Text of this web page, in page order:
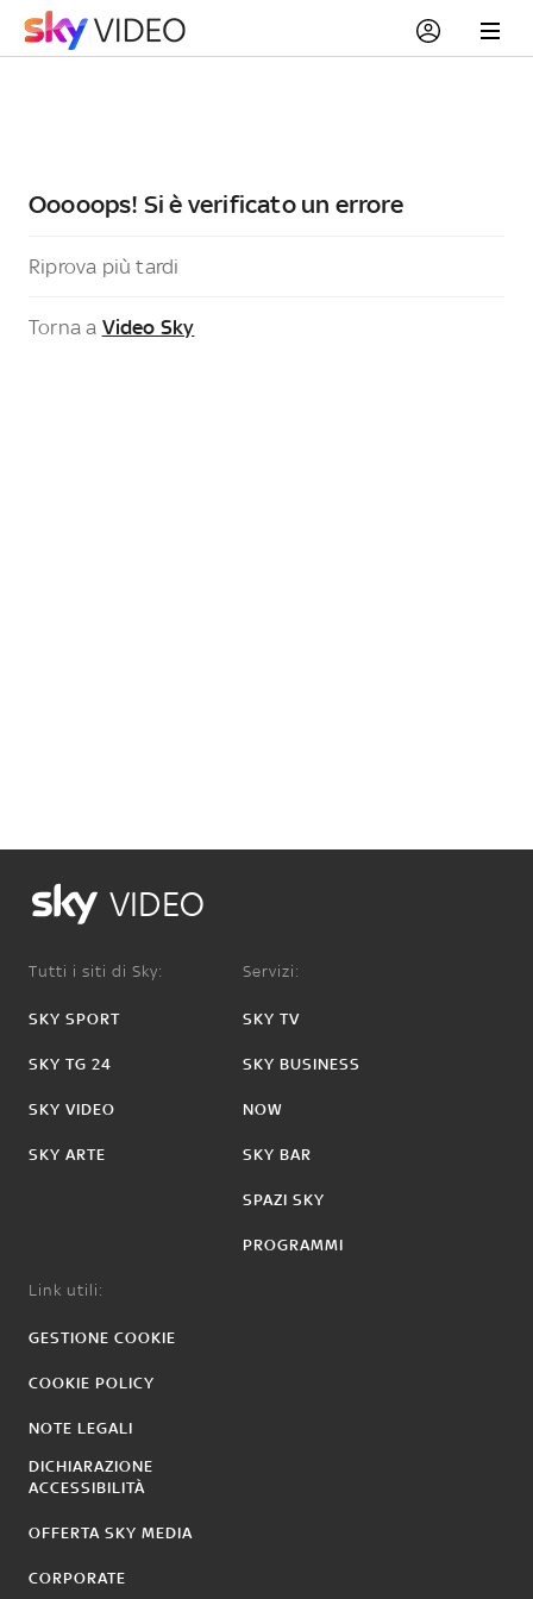
Ooooops! Si è verificato un errore
Riprova più tardi
Torna a Video Sky
VIDEO
Tutti i siti di Sky:
SKY SPORT
SKY TG 24
SKY VIDEO
SKY ARTE
Servizi:
SKY TV
SKY BUSINESS
NOW
SKY BAR
SPAZI SKY
PROGRAMMI
Link utili:
GESTIONE COOKIE
COOKIE POLICY
NOTE LEGALI
DICHIARAZIONE
ACCESSIBILITÀ
OFFERTA SKY MEDIA
CORPORATE